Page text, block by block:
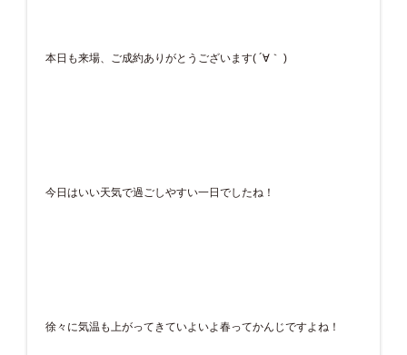
本日も来場、ご成約ありがとうございます( ´∀｀ )
今日はいい天気で過ごしやすい一日でしたね！
徐々に気温も上がってきていよいよ春ってかんじですよね！